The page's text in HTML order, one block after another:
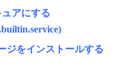
アにする
ジをインストールする